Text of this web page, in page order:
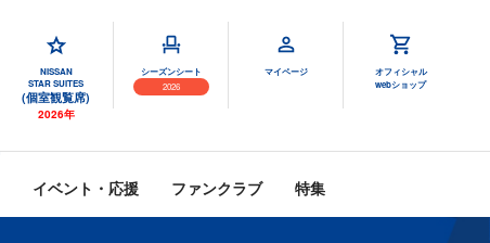
NISSAN
STAR SUITES
(個室観覧席)
2026年
シーズンシート
2026
マイページ
オフィシャル
webショップ
イベント・応援 ファンクラブ 特集